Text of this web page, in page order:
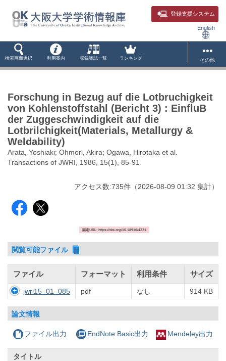
登録支援システム
English
検索画面選択 利用案内 収録雑誌一覧 ランキング その他
Forschung in Bezug auf die Lotbruchigkeit
von Kohlenstoffstahl (Bericht 3) : EinfluB
der Zuggeschwindigkeit auf die
Lotbrilchigkeit(Materials, Metallurgy &
Weldability)
Arata, Yoshiaki; Ohmori, Akira; Ogawa, Hirotaka et al.
Transactions of JWRI, 1986, 15(1), 85-91
アクセス数:735件 （2026-08-09 01:32 集計）
固定URL: https://doi.org/10.18910/4221
閲覧可能ファイル
ファイル フォーマット 利用条件 サイズ
jwri15_01_085 pdf なし 914 KB
論文情報
ファイル出力 EndNote Basic出力 Mendeley出力
タイトル